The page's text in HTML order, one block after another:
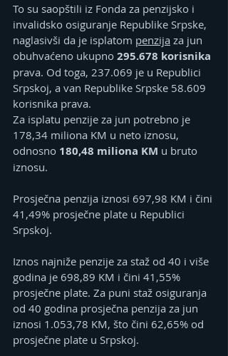
To su saopštili iz Fonda za penzijsko i
invalidsko osiguranje Republike Srpske,
naglasivši da je isplatom penzija za jun
obuhvaćeno ukupno 295.678 korisnika
prava. Od toga, 237.069 je u Republici
Srpskoj, a van Republike Srpske 58.609
korisnika prava.
Za isplatu penzije za jun potrebno je
178,34 miliona KM u neto iznosu,
odnosno 180,48 miliona KM u bruto
iznosu.
Prosječna penzija iznosi 697,98 KM i čini
41,49% prosječne plate u Republici
Srpskoj.
Iznos najniže penzije za staž od 40 i više
godina je 698,89 KM i čini 41,55%
prosječne plate. Za puni staž osiguranja
od 40 godina prosječna penzija za jun
iznosi 1.053,78 KM, što čini 62,65% od
prosječne plate u Srpskoj.